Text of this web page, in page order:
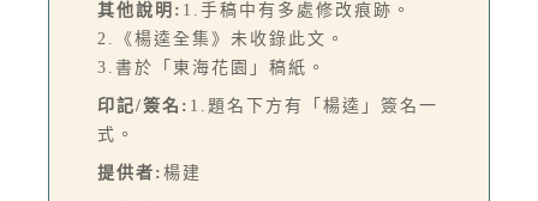
其他說明: 1.手稿中有多處修改痕跡。
2.《楊逵全集》未收錄此文。
3.書於「東海花園」稿紙。
印記/簽名: 1.題名下方有「楊逵」簽名一
式。
提供者: 楊建